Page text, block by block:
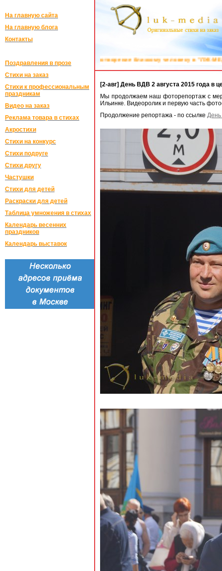
На главную сайта
На главную блога
Контакты
Поздравления в прозе
Стихи на заказ
Стихи к профессиональным
праздникам
Видео на заказ
Реклама товара в стихах
Акростихи
Стихи на конкурс
Стихи подруге
Стихи другу
Частушки
Стихи для детей
Раскраски для детей
Таблица умножения в стихах
Календарь весенних
праздников
Календарь выставок
близкому человеку в "ЛУК-МЕДИА":Поздравления на заказ в
[2-авг] День ВДВ 2 августа 2015 года в
Мы продолжаем наш фоторепортаж с
Ильинке. Видеоролик и первую часть
Продолжение репортажа - по ссылке День